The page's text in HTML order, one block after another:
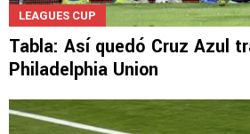
LEAGUES CUP
Tabla: Así quedó Cruz Azul
Philadelphia Union